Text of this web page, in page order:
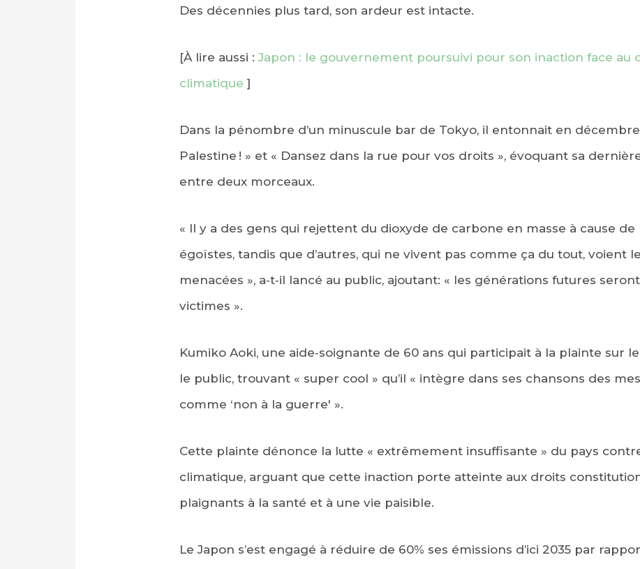
Des décennies plus tard, son ardeur est intacte.
[À lire aussi :Japon : le gouvernement poursuivi pour son inaction face au
climatique ]
Dans la pénombre d’un minuscule bar de Tokyo, il entonnait en
Palestine ! » et « Dansez dans la rue pour vos droits », évoquant sa
entre deux morceaux.
« Il y a des gens qui rejettent du dioxyde de carbone en masse à cause de
égoïstes, tandis que d’autres, qui ne vivent pas comme ça du tout, voient
menacées », a‑t‑il lancé au public, ajoutant: « les générations futures
victimes ».
Kumiko Aoki, une aide‑soignante de 60 ans qui participait à la plainte sur
le public, trouvant « super cool » qu’il « intègre dans ses chansons des
comme ‘non à la guerre' ».
Cette plainte dénonce la lutte « extrêmement insuffisante » du pays
climatique, arguant que cette inaction porte atteinte aux droits
plaignants à la santé et à une vie paisible.
Le Japon s’est engagé à réduire de 60% ses émissions d’ici 2035 par